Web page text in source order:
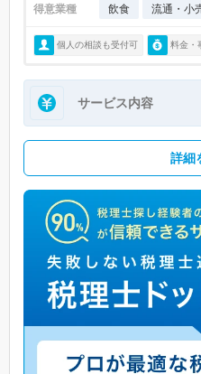
得意業種 飲食 流通・小
個人の相談も受付可 料金・
サービス内容
詳細